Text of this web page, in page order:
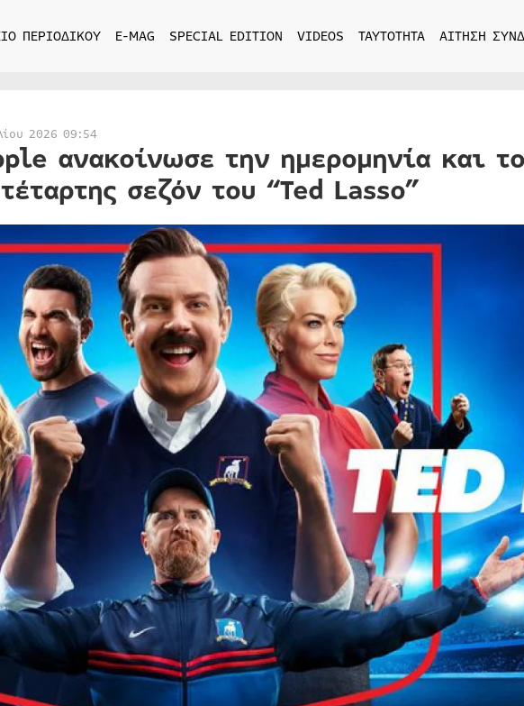
ΠΕΡΙΟΔΙΚΟΥ E-MAG SPECIAL EDITION VIDEOS ΤΑΥΤΟΤΗΤΑ ΑΙΤΗΣΗ
2026 09:54
ανακοίνωσε την ημερομηνία
σεζόν του “Ted Lasso”